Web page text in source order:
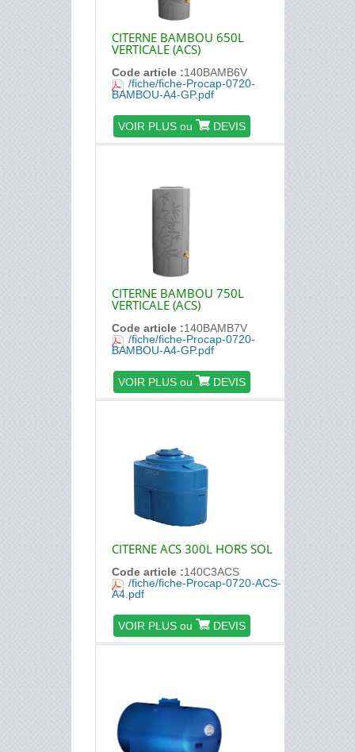
CITERNE BAMBOU 650L
VERTICALE (ACS)
Code article :140BAMB6V
/fiche/fiche-Procap-0720-
BAMBOU-A4-GP.pdf
VOIR PLUS ou DEVIS
CITERNE BAMBOU 750L
VERTICALE (ACS)
Code article :140BAMB7V
/fiche/fiche-Procap-0720-
BAMBOU-A4-GP.pdf
VOIR PLUS ou DEVIS
CITERNE ACS 300L HORS SOL
Code article :140C3ACS
/fiche/fiche-Procap-0720-ACS-
A4.pdf
VOIR PLUS ou DEVIS